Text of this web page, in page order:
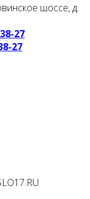
шоссе, д.
27
27